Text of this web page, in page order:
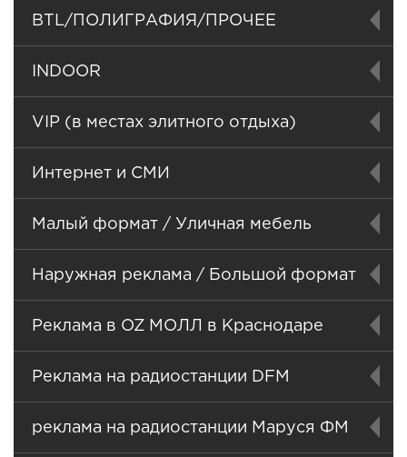
BTL/ПОЛИГРАФИЯ/ПРОЧЕЕ
INDOOR
VIP (в местах элитного отдыха)
Интернет и СМИ
Малый формат / Уличная мебель
Наружная реклама / Большой формат
Реклама в OZ МОЛЛ в Краснодаре
Реклама на радиостанции DFM
реклама на радиостанции Маруся ФМ